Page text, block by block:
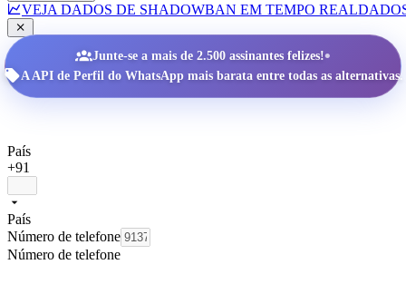
VEJA DADOS DE SHADOWBAN EM TEMPO REAL
Junte-se a mais de 2.500 assinantes felizes!•
A API de Perfil do WhatsApp mais barata entre todas as alternativas.
País
+91
País
Número de telefone
Número de telefone